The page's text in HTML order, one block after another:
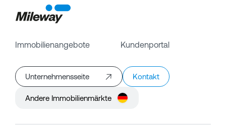
Immobilienangebote Kundenportal
Unternehmensseite Kontakt
Andere Immobilienmärkte